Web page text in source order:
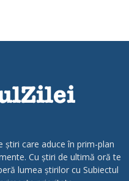
știri care aduce în prim-plan
Cu știri de ultimă oră te
lumea știrilor cu Subiectul